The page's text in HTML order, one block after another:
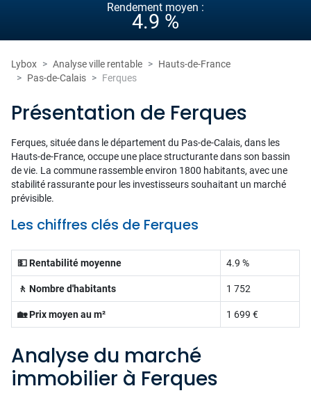
Rendement moyen :
4.9 %
Lybox Analyse ville rentable
Hauts-de-France
Pas-de-Calais
Ferques
Présentation de Ferques
Ferques, située dans le département du Pas-de-Calais, dans les
Hauts-de-France, occupe une place structurante dans son bassin
de vie. La commune rassemble environ 1800 habitants, avec une
stabilité rassurante pour les investisseurs souhaitant un marché
prévisible.
Les chiffres clés de Ferques
💵 Rentabilité moyenne 4.9 %
🚶 Nombre d'habitants 1 752
🏡 Prix moyen au m² 1 699 €
Analyse du marché
immobilier à Ferques